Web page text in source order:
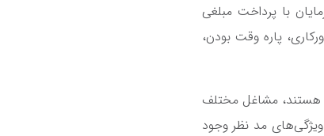
با پرداخت مبلغی
پاره وقت بودن،
هستند، مشاغل مختلف
مد نظر وجود